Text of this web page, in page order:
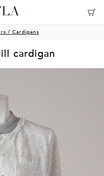
/ Cardigans
cardigan